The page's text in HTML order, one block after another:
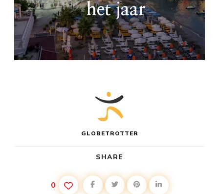
het jaar
GLOBETROTTER
SHARE
0